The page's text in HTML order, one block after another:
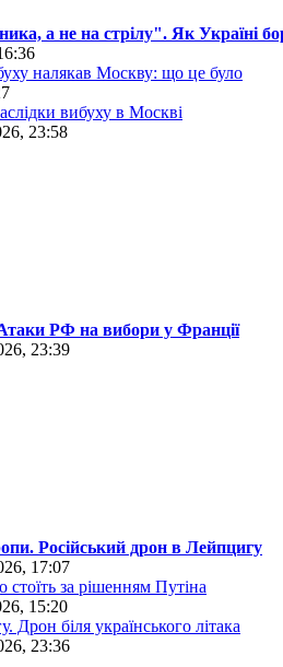
а не на стрілу". Як Україні
налякав Москву: що це було
вибуху в Москві
23:58
Атаки РФ на вибори у Франції
23:39
Російський дрон в Лейпцигу
17:07
за рішенням Путіна
15:20
Дрон біля українського літака
23:36